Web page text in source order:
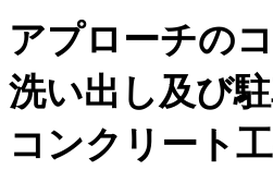
アプローチの
洗い出し及び
コンクリート